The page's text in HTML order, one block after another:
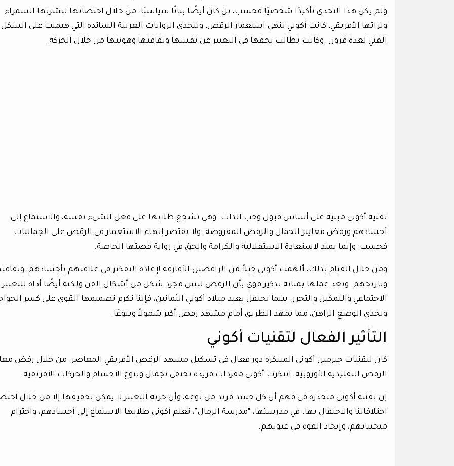
ولم يكن هذا التحدي تأكيدًا شخصيًا فحسب، بل كان أيضًا بيانًا سياسيًا. من خلال احتضانها لبشرتها السمراء
وتراثها الأفريقي، كانت أكوني تنهي استعمار الرقص، وتتحدى الروايات الغربية السائدة التي هيمنت على الشكل
الفني لعدة قرون. وكانت تطالب بحقها في التعبير عن نفسها وثقافتها وهويتها من خلال الحركة.
تقنية أكوني مبنية على أساس قبول وحب الذات. وهي تشجع طلابها على فعل الشيء نفسه، والاستماع إلى
أجسادهم ورفض معايير الجمال والرقص المفروضة. ولا يقتصر إنهاء الاستعمار في الرقص على الجماليات
فحسب؛ وإنما يمتد لاستعادة الاستقلالية والكرامة والحق في رواية قصتها الخاصة.
ومن خلال القيام بذلك، ألهمت أكوني جيلاً من الراقصين الأفارقة لإعادة التفكير في علاقتهم بأجسادهم،
وتاريخهم. ويعد عملها بمثابة تذكير قوي بأن الرقص ليس مجرد شكل من أشكال الفن ولكنه أيضًا أداة للتغيير
الاجتماعي والتمكين والتحرر. بينما نحتفل بعيد ميلاد أكوني الثمانين، فإننا نكرم تصميمها القوي على كسر
وتحدي الوضع الراهن، مما يمهد الطريق أمام مشهد رقص أكثر شمولاً وتنوعًا.
التأثير الفعال لتقنيات أكوني
كان لتقنيات جيرمين أكوني المبتكرة دور فعال في تشكيل مشهد الرقص الأفريقي المعاصر. من خلال رفض
الرقص التقليدية الأوروبية، ابتكرت أكوني مفردات فريدة تحتفي بجمال وتنوع الأجسام والحركات الأفريقية.
إن تقنية أكوني متجذرة في فهم أن كل جسد فريد من نوعه، وأن حرية التعبير لا يمكن تحقيقها إلا من خلال
اختلافاتنا والاحتفال بها. في مدرستها، “مدرسة الرمال”، تعلم أكوني طلابها الاستماع إلى أجسادهم، واحترام
منحنياتهم، وإيجاد القوة في عيوبهم.